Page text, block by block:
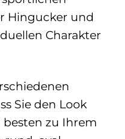
Hingucker und
Charakter
Sie den Look
zu Ihrem